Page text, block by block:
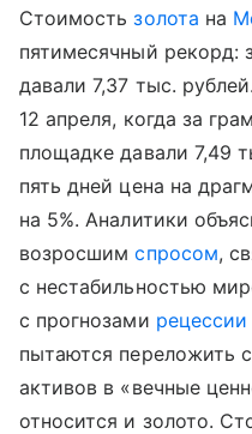
Стоимостьзолота на
пятимесячный рекорд:
давали 7,37 тыс.
12 апреля, когда за
площадке давали 7,49
пять дней цена на
на 5%. Аналитики
возросшимспросом,
с нестабильностью
с прогнозами рецессии
пытаются переложить
активов в «вечные
относится и золото.